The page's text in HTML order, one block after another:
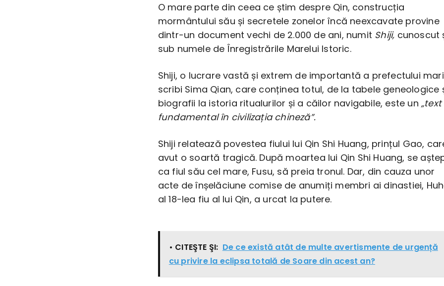
O mare parte din ceea ce știm despre Qin, construcția
mormântului său și secretele zonelor încă neexcavate provine
dintr-un document vechi de 2.000 de ani, numit Shiji, cunoscut
sub numele de Înregistrările Marelui Istoric.
Shiji, o lucrare vastă și extrem de importantă a prefectului
scribi Sima Qian, care conținea totul, de la tabele geneologice
biografii la istoria ritualurilor și a căilor navigabile, este un „text
fundamental în civilizația chineză”.
Shiji relatează povestea fiului lui Qin Shi Huang, prințul Gao,
avut o soartă tragică. După moartea lui Qin Shi Huang, se
ca fiul său cel mare, Fusu, să preia tronul. Dar, din cauza unor
acte de înșelăciune comise de anumiți membri ai dinastiei,
al 18-lea fiu al lui Qin, a urcat la putere.
• CITEŞTE ŞI: De ce există atât de multe avertismente de urgență
cu privire la eclipsa totală de Soare din acest an?